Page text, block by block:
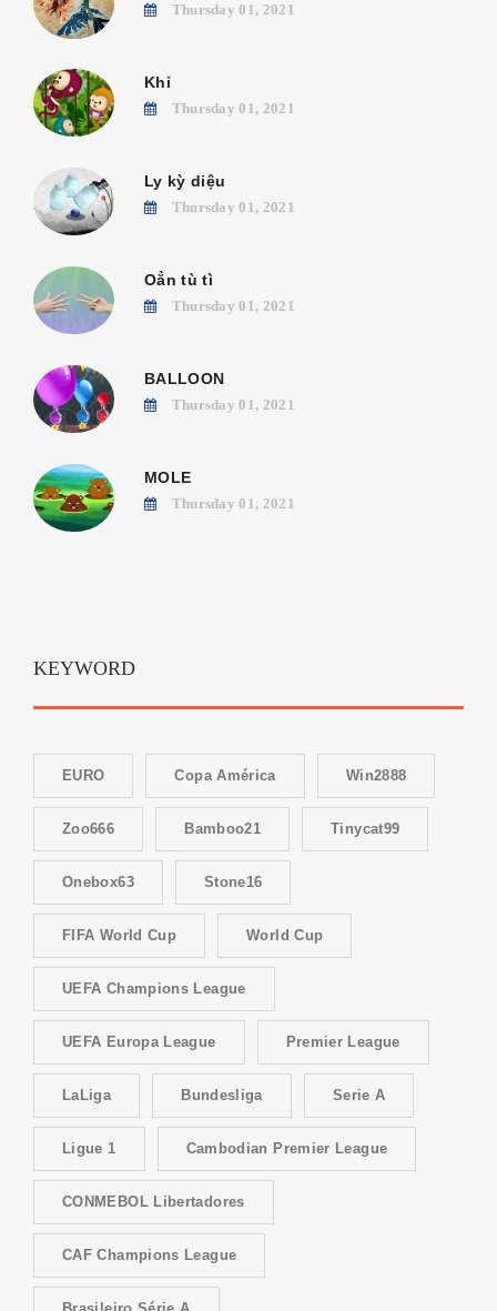
Thursday 01, 2021
Khỉ
Thursday 01, 2021
Ly kỳ diệu
Thursday 01, 2021
Oẳn tù tì
Thursday 01, 2021
BALLOON
Thursday 01, 2021
MOLE
Thursday 01, 2021
KEYWORD
EURO Copa América Win2888
Zoo666 Bamboo21 Tinycat99
Onebox63 Stone16
FIFA World Cup World Cup
UEFA Champions League
UEFA Europa League Premier League
LaLiga Bundesliga Serie A
Ligue 1 Cambodian Premier League
CONMEBOL Libertadores
CAF Champions League